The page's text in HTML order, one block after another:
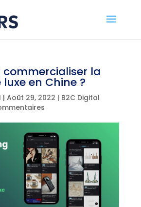
la
en Chine ?
| Août 29, 2022 | B2C Digital